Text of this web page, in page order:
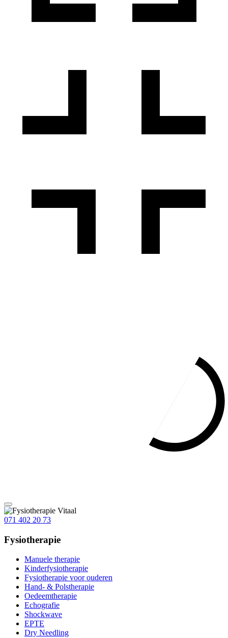
071 402 20 73
Fysiotherapie
Manuele therapie
Kinderfysiotherapie
Fysiotherapie voor ouderen
Hand- & Polstherapie
Oedeemtherapie
Echografie
Shockwave
EPTE
Dry Needling